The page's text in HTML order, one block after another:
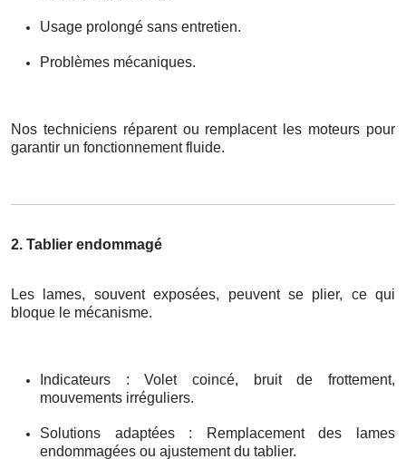
Usage prolongé sans entretien.
Problèmes mécaniques.
Nos techniciens réparent ou remplacent les moteurs pour
garantir un fonctionnement fluide.
2. Tablier endommagé
Les lames, souvent exposées, peuvent se plier, ce qui
bloque le mécanisme.
Indicateurs : Volet coincé, bruit de frottement,
mouvements irréguliers.
Solutions adaptées : Remplacement des lames
endommagées ou ajustement du tablier.